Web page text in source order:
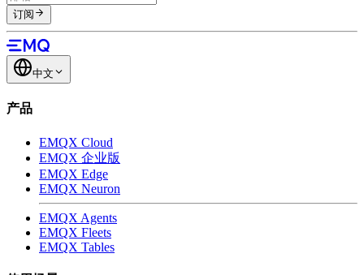
订阅
中文
产品
EMQX Cloud
EMQX 企业版
EMQX Edge
EMQX Neuron
EMQX Agents
EMQX Fleets
EMQX Tables